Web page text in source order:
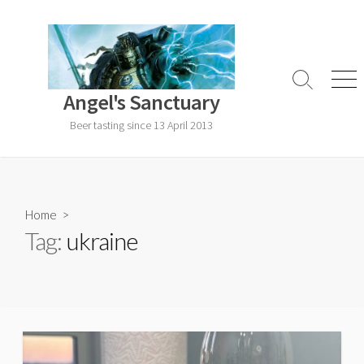
Angel's Sanctuary
Beer tasting since 13 April 2013
Search
Home >
Tag: ukraine